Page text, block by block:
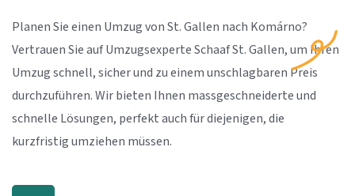
Planen Sie einen Umzug von St. Gallen nach Komárno?
Vertrauen Sie auf Umzugsexperte Schaaf St. Gallen, um Ihren
Umzug schnell, sicher und zu einem unschlagbaren Preis
durchzuführen. Wir bieten Ihnen massgeschneiderte und
schnelle Lösungen, perfekt auch für diejenigen, die
kurzfristig umziehen müssen.